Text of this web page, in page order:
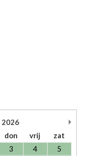
2026
don vrij
zat
3 4
5